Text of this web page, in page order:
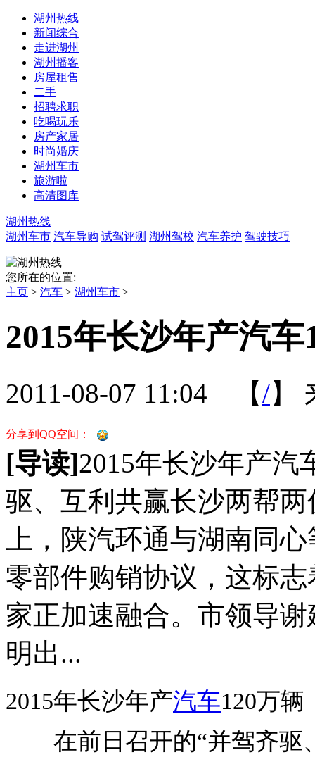
湖州热线
新闻综合
走进湖州
湖州播客
房屋租售
二手
招聘求职
吃喝玩乐
房产家居
时尚婚庆
湖州车市
旅游啦
高清图库
湖州热线
湖州车市 汽车导购 试驾评测 湖州驾校 汽车养护 驾驶技巧
您所在的位置:
主页 > 汽车 > 湖州车市 >
2015年长沙年产汽车
2011-08-07 11:04 【/】
分享到QQ空间：
[导读]2015年长沙年产汽
驱、互利共赢长沙两帮
上，陕汽环通与湖南同
零部件购销协议，这标
家正加速融合。市领导
明出...
2015年长沙年产汽车120万辆
在前日召开的“并驾齐驱